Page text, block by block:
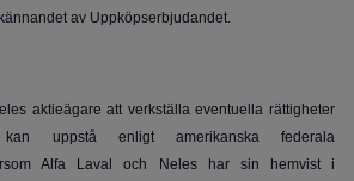
av Uppköpserbjudandet.
aktieägare att verkställa eventuella rättigheter
uppstå enligt amerikanska federala
Alfa Laval och Neles har sin hemvist i